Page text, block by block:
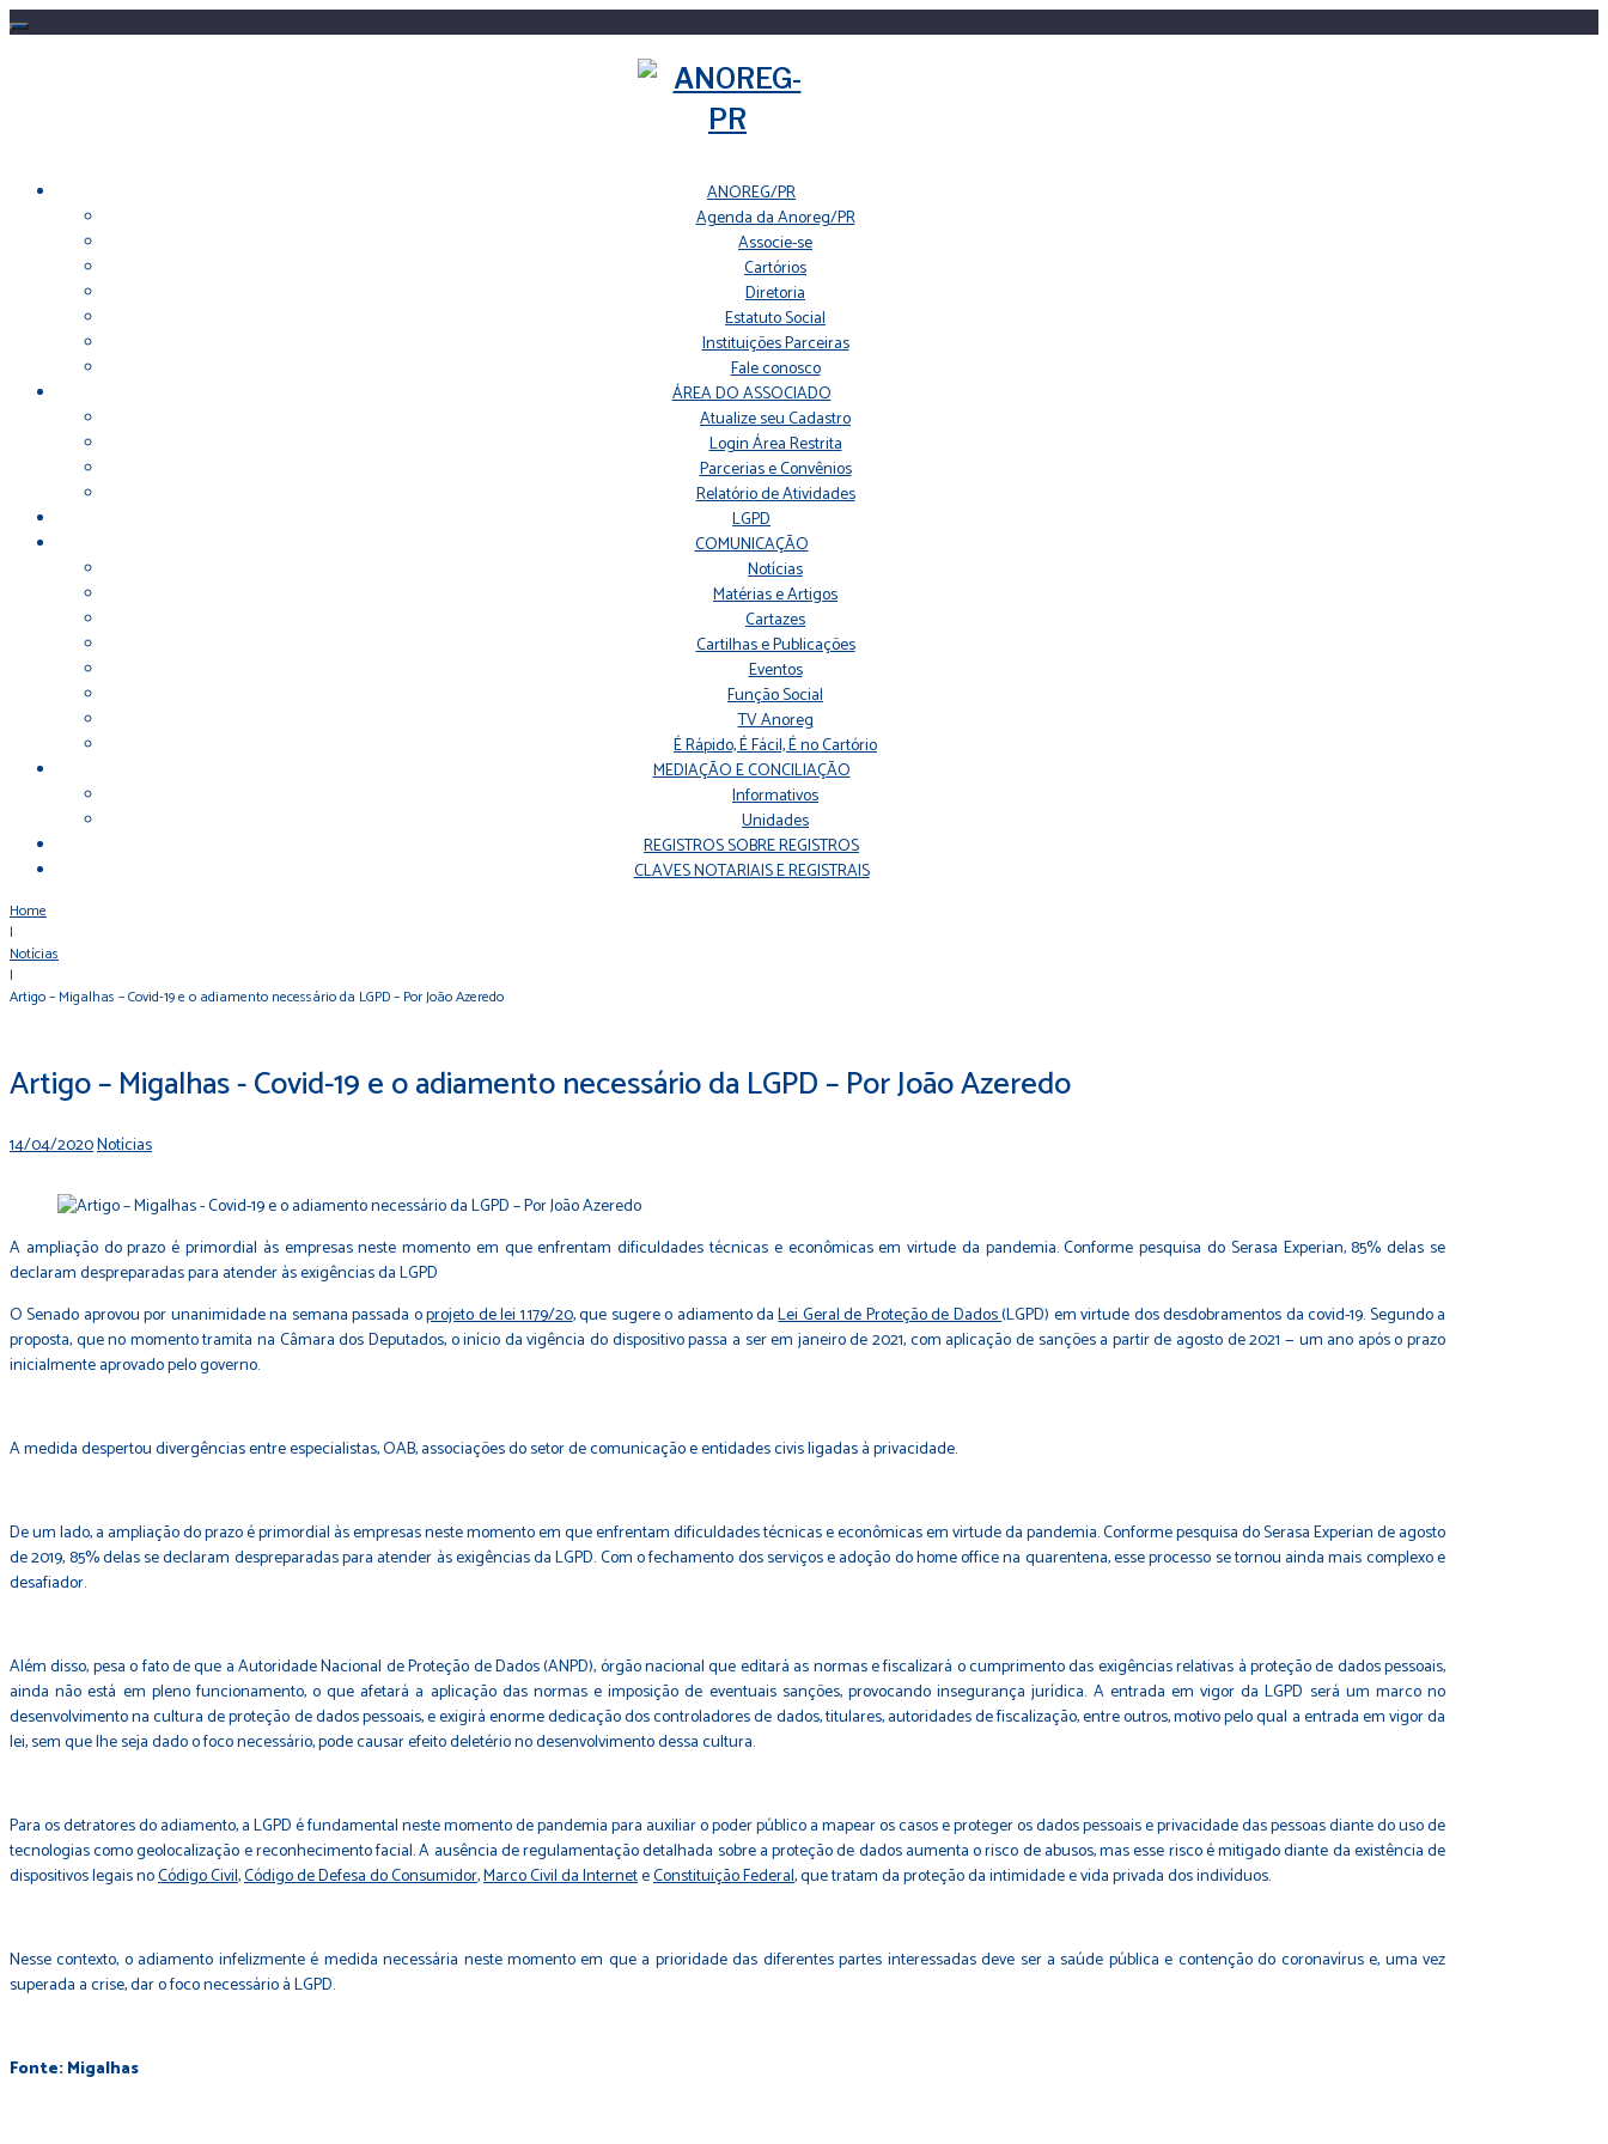
ANOREG/PR
Agenda da Anoreg/PR
Associe-se
Cartórios
Diretoria
Estatuto Social
Instituições Parceiras
Fale conosco
ÁREA DO ASSOCIADO
Atualize seu Cadastro
Login Área Restrita
Parcerias e Convênios
Relatório de Atividades
LGPD
COMUNICAÇÃO
Notícias
Matérias e Artigos
Cartazes
Cartilhas e Publicações
Eventos
Função Social
TV Anoreg
É Rápido, É Fácil, É no Cartório
MEDIAÇÃO E CONCILIAÇÃO
Informativos
Unidades
REGISTROS SOBRE REGISTROS
CLAVES NOTARIAIS E REGISTRAIS
Home
|
Notícias
|
Artigo – Migalhas – Covid-19 e o adiamento necessário da LGPD – Por João Azeredo
Artigo – Migalhas - Covid-19 e o adiamento necessário da LGPD – Por João Azeredo
14/04/2020Notícias
A ampliação do prazo é primordial às empresas neste momento em que enfrentam dificuldades técnicas e econômicas em virtude da pandemia. Conforme pesquisa do Serasa Experian, 85% delas se
declaram despreparadas para atender às exigências da LGPD
O Senado aprovou por unanimidade na semana passada oprojeto de lei 1.179/20, que sugere o adiamento daLei Geral de Proteção de Dados(LGPD) em virtude dos desdobramentos da covid-19. Segundo a
proposta, que no momento tramita na Câmara dos Deputados, o início da vigência do dispositivo passa a ser em janeiro de 2021, com aplicação de sanções a partir de agosto de 2021 — um ano após o prazo
inicialmente aprovado pelo governo.
A medida despertou divergências entre especialistas, OAB, associações do setor de comunicação e entidades civis ligadas à privacidade.
De um lado, a ampliação do prazo é primordial às empresas neste momento em que enfrentam dificuldades técnicas e econômicas em virtude da pandemia. Conforme pesquisa do Serasa Experian de agosto
de 2019, 85% delas se declaram despreparadas para atender às exigências da LGPD. Com o fechamento dos serviços e adoção do home office na quarentena, esse processo se tornou ainda mais complexo e
desafiador.
Além disso, pesa o fato de que a Autoridade Nacional de Proteção de Dados (ANPD), órgão nacional que editará as normas e fiscalizará o cumprimento das exigências relativas à proteção de dados pessoais,
ainda não está em pleno funcionamento, o que afetará a aplicação das normas e imposição de eventuais sanções, provocando insegurança jurídica. A entrada em vigor da LGPD será um marco no
desenvolvimento na cultura de proteção de dados pessoais, e exigirá enorme dedicação dos controladores de dados, titulares, autoridades de fiscalização, entre outros, motivo pelo qual a entrada em vigor da
lei, sem que lhe seja dado o foco necessário, pode causar efeito deletério no desenvolvimento dessa cultura.
Para os detratores do adiamento, a LGPD é fundamental neste momento de pandemia para auxiliar o poder público a mapear os casos e proteger os dados pessoais e privacidade das pessoas diante do uso de
tecnologias como geolocalização e reconhecimento facial. A ausência de regulamentação detalhada sobre a proteção de dados aumenta o risco de abusos, mas esse risco é mitigado diante da existência de
dispositivos legais noCódigo Civil,Código de Defesa do Consumidor,Marco Civil da InterneteConstituição Federal, que tratam da proteção da intimidade e vida privada dos indivíduos.
Nesse contexto, o adiamento infelizmente é medida necessária neste momento em que a prioridade das diferentes partes interessadas deve ser a saúde pública e contenção do coronavírus e, uma vez
superada a crise, dar o foco necessário à LGPD.
Fonte: Migalhas